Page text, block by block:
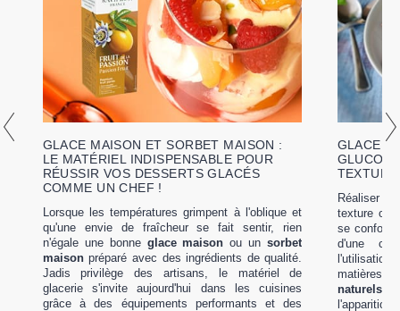
GLACE MAISON ET SORBET MAISON :
LE MATÉRIEL INDISPENSABLE POUR
RÉUSSIR VOS DESSERTS GLACÉS
COMME UN CHEF !
Lorsque les températures grimpent à l'oblique et
qu'une envie de fraîcheur se fait sentir, rien
n'égale une bonne glace maison ou unsorbet
maisonpréparé avec des ingrédients de qualité.
Jadis privilège des artisans, le matériel de
glacerie s'invite aujourd'hui dans les cuisines
grâce à des équipements performants et des
GLACE
Réaliser
texture
se
d'une
matières
naturels.